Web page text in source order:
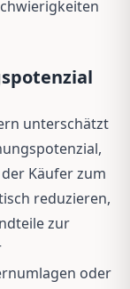
unterschätzt
Käufer zum
reduzieren,
zur
oder